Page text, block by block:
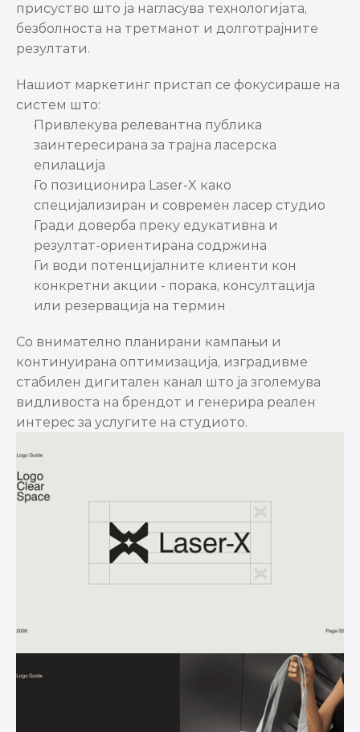
присуство што ја нагласува технологијата,
безболноста на третманот и долготрајните
резултати.
Нашиот маркетинг пристап се фокусираше на
систем што:
Привлекува релевантна публика
заинтересирана за трајна ласерска
епилација
Го позиционира Laser-X како
специјализиран и современ ласер студио
Гради доверба преку едукативна и
резултат-ориентирана содржина
Ги води потенцијалните клиенти кон
конкретни акции - порака, консултација
или резервација на термин
Со внимателно планирани кампањи и
континуирана оптимизација, изградивме
стабилен дигитален канал што ја зголемува
видливоста на брендот и генерира реален
интерес за услугите на студиото.